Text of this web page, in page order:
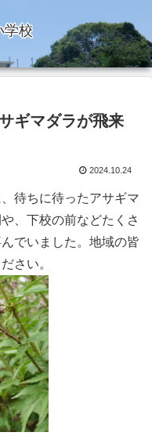
学校
ギマダラが飛来
2024.10.24
待ちに待ったアサギマ
、下校の前などたくさ
でいました。地域の皆
さい。